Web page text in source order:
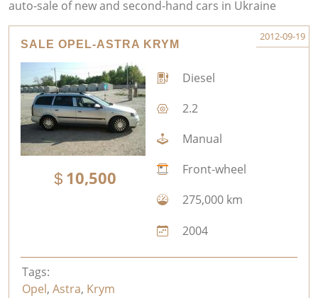
auto-sale of new and second-hand cars in Ukraine
SALE OPEL-ASTRA KRYM
2012-09-19
10,500
Diesel
2.2
Manual
Front-wheel
275,000 km
2004
Tags:
Opel, Astra, Krym